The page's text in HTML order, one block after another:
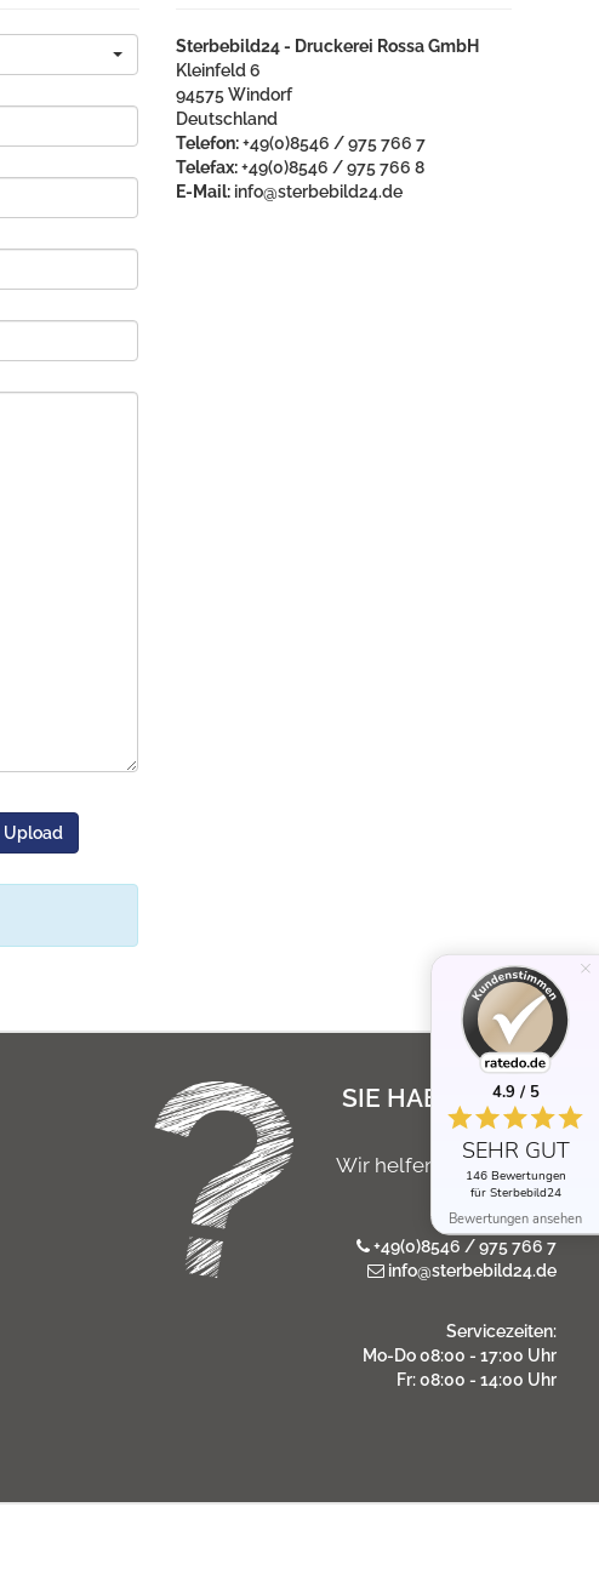
Sterbebild24 - Druckerei Rossa GmbH
Kleinfeld 6
94575Windorf
Deutschland
Telefon: +49(0)8546 / 975 766 7
Telefax: +49(0)8546 / 975 766 8
E-Mail: info@sterbebild24.de
SIE HABEN NOCH
FRAGEN?
Wir helfen Ihnen gerne
persönlich
+49(0)8546 / 975 766 7
info@sterbebild24.de
Servicezeiten:
Mo-Do 08:00 - 17:00 Uhr
Fr: 08:00 - 14:00 Uhr
4.9 / 5
SEHR GUT
146 Bewertungen
für Sterbebild24
Bewertungen ansehen